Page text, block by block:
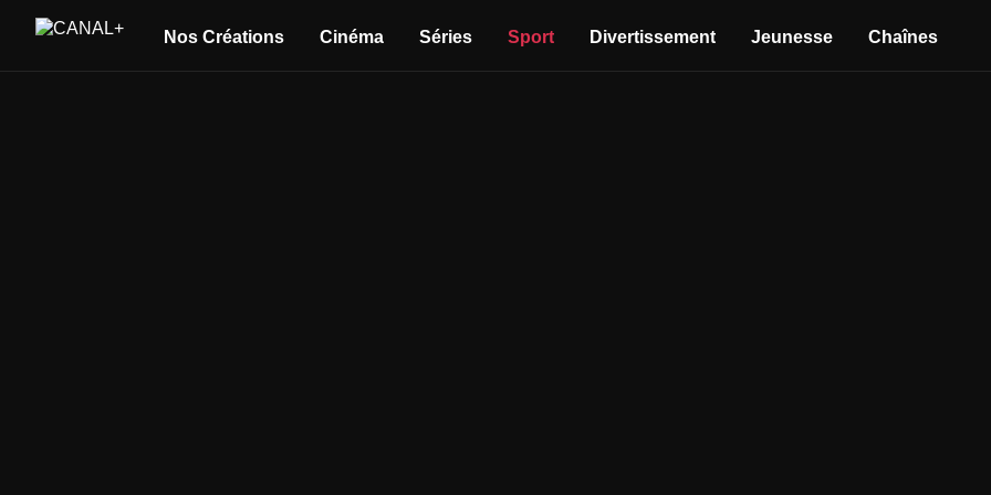
Nos Créations Cinéma Séries Sport Divertissement Jeunesse Chaînes